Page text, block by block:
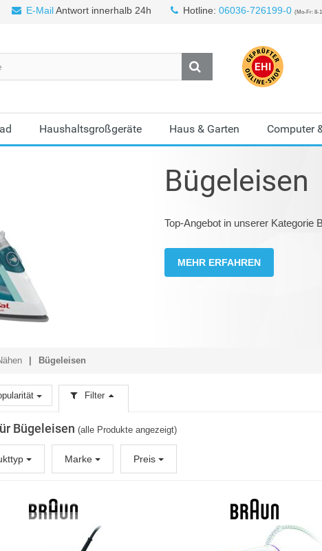
E-MailAntwort innerhalb 24h Hotline: 06036-726199-0 (Mo-Fr: 8-
Haushaltsgroßgeräte Haus & Garten Computer
Bügeleisen
Top-Angebot in unserer Kategorie
MEHR ERFAHREN
Bügeleisen
Filter
Bügeleisen (alle Produkte angezeigt)
Marke Preis